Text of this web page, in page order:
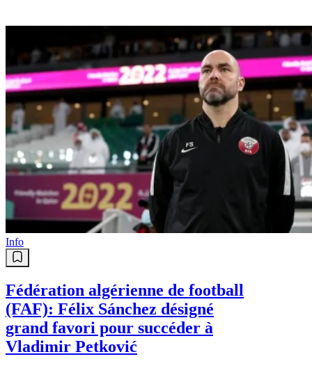
Info
Fédération algérienne de football
(FAF): Félix Sánchez désigné
grand favori pour succéder à
Vladimir Petković